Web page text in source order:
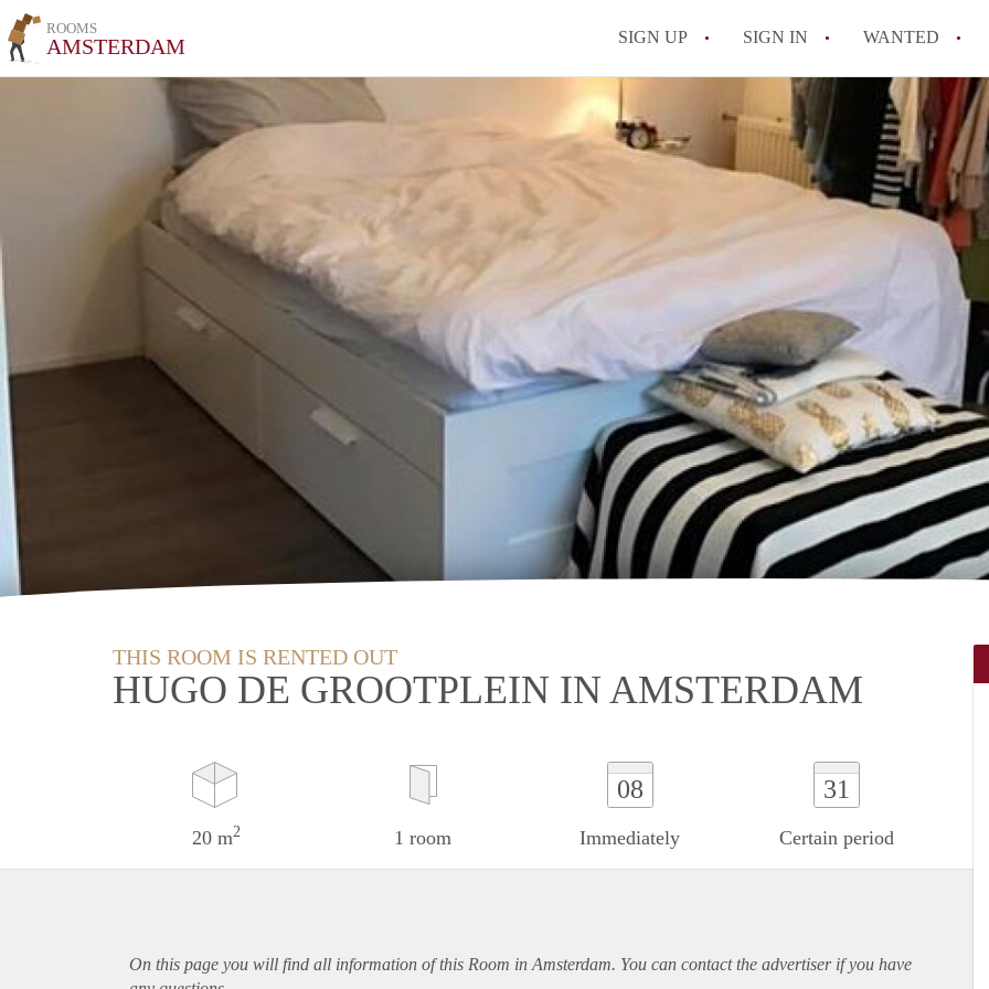
ROOMS
AMSTERDAM SIGN UP SIGN IN WANTED
All FAQs
THIS ROOM IS RENTED OUT
HUGO DE GROOTPLEIN IN AMSTERDAM
20 m2 1 room
08
Immediately
31
Certain period
On this page you will find all information of this Room in Amsterdam. You can contact the advertiser if you have